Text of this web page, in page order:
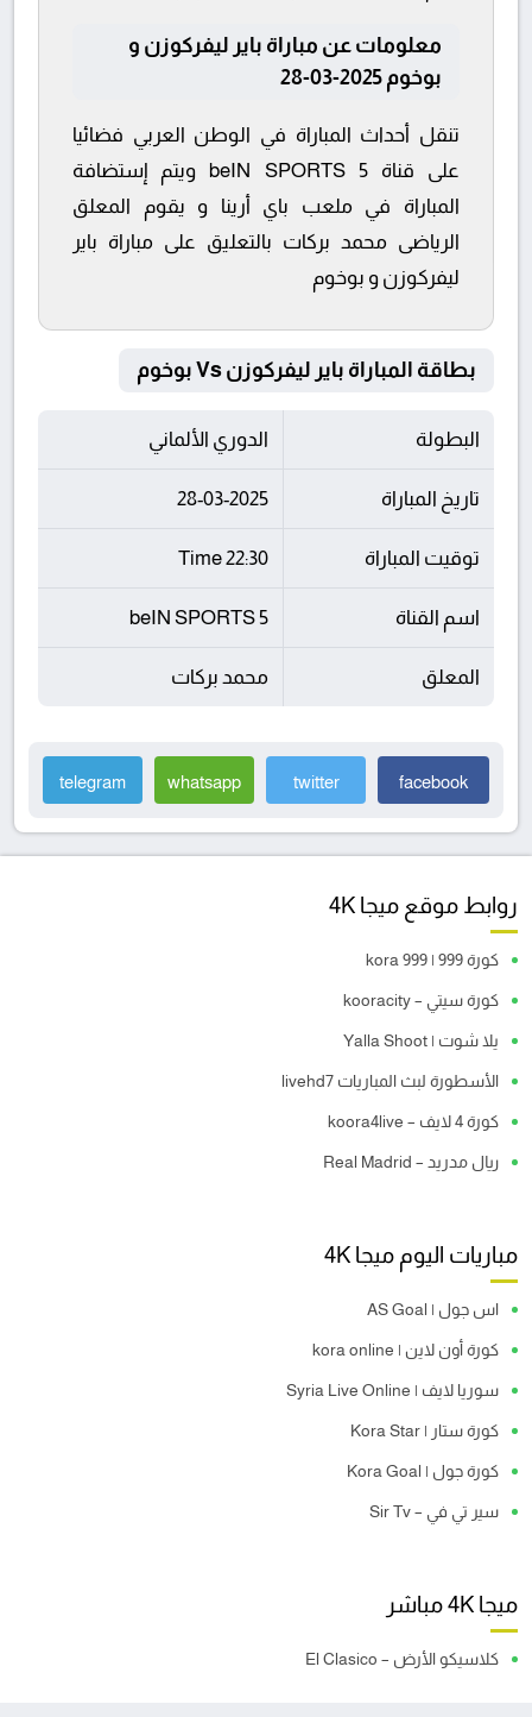
معلومات عن مباراة باير ليفركوزن و
بوخوم 2025-03-28
تنقل أحداث المباراة في الوطن العربي فضائيا
على قناة beIN SPORTS 5 ويتم إستضافة
المباراة في ملعب باي أرينا و يقوم المعلق
الرياضى محمد بركات بالتعليق على مباراة باير
ليفركوزن و بوخوم
بطاقة المباراة باير ليفركوزن Vs بوخوم
البطولة الدوري الألماني
تاريخ المباراة 28-03-2025
توقيت المباراة 22:30 Time
اسم القناة beIN SPORTS 5
المعلق محمد بركات
facebook
twitter
whatsapp
telegram
روابط موقع ميجا 4K
كورة 999 | kora 999
كورة سيتي – kooracity
يلا شوت | Yalla Shoot
الأسطورة لبث المباريات livehd7
كورة 4 لايف – koora4live
ريال مدريد – Real Madrid
مباريات اليوم ميجا 4K
اس جول | AS Goal
كورة أون لاين | kora online
سوريا لايف | Syria Live Online
كورة ستار | Kora Star
كورة جول | Kora Goal
سير تي في – Sir Tv
ميجا 4K مباشر
كلاسيكو الأرض – El Clasico